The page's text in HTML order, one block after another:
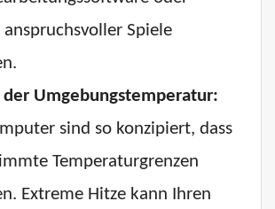
anspruchsvoller Spiele
Umgebungstemperatur:
sind so konzipiert, dass
Temperaturgrenzen
Extreme Hitze kann Ihren